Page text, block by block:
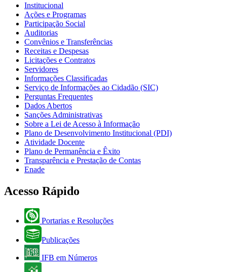
Institucional
Ações e Programas
Participação Social
Auditorias
Convênios e Transferências
Receitas e Despesas
Licitações e Contratos
Servidores
Informações Classificadas
Serviço de Informações ao Cidadão (SIC)
Perguntas Frequentes
Dados Abertos
Sanções Administrativas
Sobre a Lei de Acesso à Informação
Plano de Desenvolvimento Institucional (PDI)
Atividade Docente
Plano de Permanência e Êxito
Transparência e Prestação de Contas
Enade
Acesso Rápido
Portarias e Resoluções
Publicações
IFB em Números